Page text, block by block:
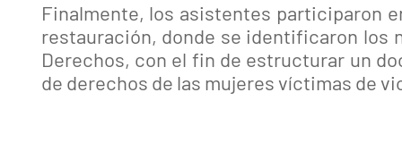
Finalmente, los asistentes participaron
restauración, donde se identificaron los
Derechos, con el fin de estructurar un
de derechos de las mujeres víctimas de